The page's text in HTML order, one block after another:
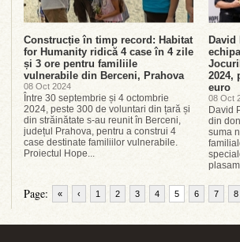
Construcție în timp record: Habitat
for Humanity ridică 4 case în 4 zile
și 3 ore pentru familiile
vulnerabile din Berceni, Prahova
08 Oct 2024
Între 30 septembrie și 4 octombrie
2024, peste 300 de voluntari din țară și
din străinătate s-au reunit în Berceni,
județul Prahova, pentru a construi 4
case destinate familiilor vulnerabile.
Proiectul Hope...
2024,
euro
08 Oct
David
din
suma
Page: « ‹ 1 2 3 4 5 6 7 8